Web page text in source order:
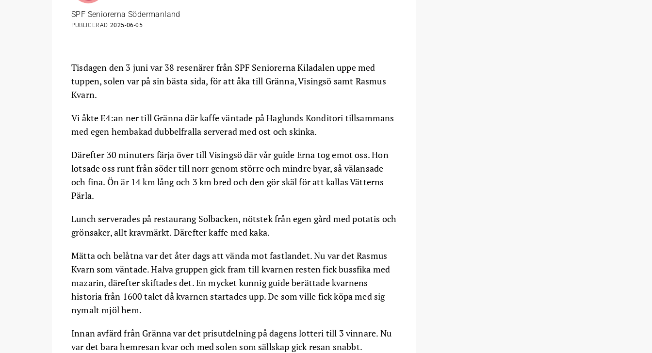
SPF Seniorerna Södermanland
PUBLICERAD 2025-06-05
Tisdagen den 3 juni var 38 resenärer från SPF Seniorerna Kiladalen uppe med
tuppen, solen var på sin bästa sida, för att åka till Gränna, Visingsö samt Rasmus
Kvarn.
Vi åkte E4:an ner till Gränna där kaffe väntade på Haglunds Konditori tillsammans
med egen hembakad dubbelfralla serverad med ost och skinka.
Därefter 30 minuters färja över till Visingsö där vår guide Erna tog emot oss. Hon
lotsade oss runt från söder till norr genom större och mindre byar, så välansade
och fina. Ön är 14 km lång och 3 km bred och den gör skäl för att kallas Vätterns
Pärla.
Lunch serverades på restaurang Solbacken, nötstek från egen gård med potatis och
grönsaker, allt kravmärkt. Därefter kaffe med kaka.
Mätta och belåtna var det åter dags att vända mot fastlandet. Nu var det Rasmus
Kvarn som väntade. Halva gruppen gick fram till kvarnen resten fick bussfika med
mazarin, därefter skiftades det. En mycket kunnig guide berättade kvarnens
historia från 1600 talet då kvarnen startades upp. De som ville fick köpa med sig
nymalt mjöl hem.
Innan avfärd från Gränna var det prisutdelning på dagens lotteri till 3 vinnare. Nu
var det bara hemresan kvar och med solen som sällskap gick resan snabbt.